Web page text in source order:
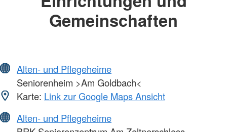
Gemeinschaften
Alten- und Pflegeheime
Seniorenheim >Am Goldbach<
Karte: Link zur Google Maps Ansicht
Alten- und Pflegeheime